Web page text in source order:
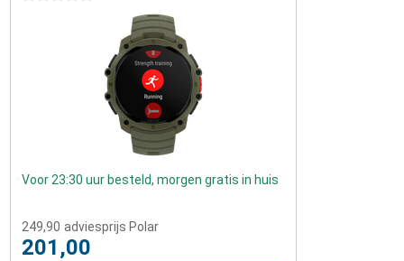
Voor 23:30 uur besteld, morgen gratis in huis
249,90 adviesprijs Polar
201,00